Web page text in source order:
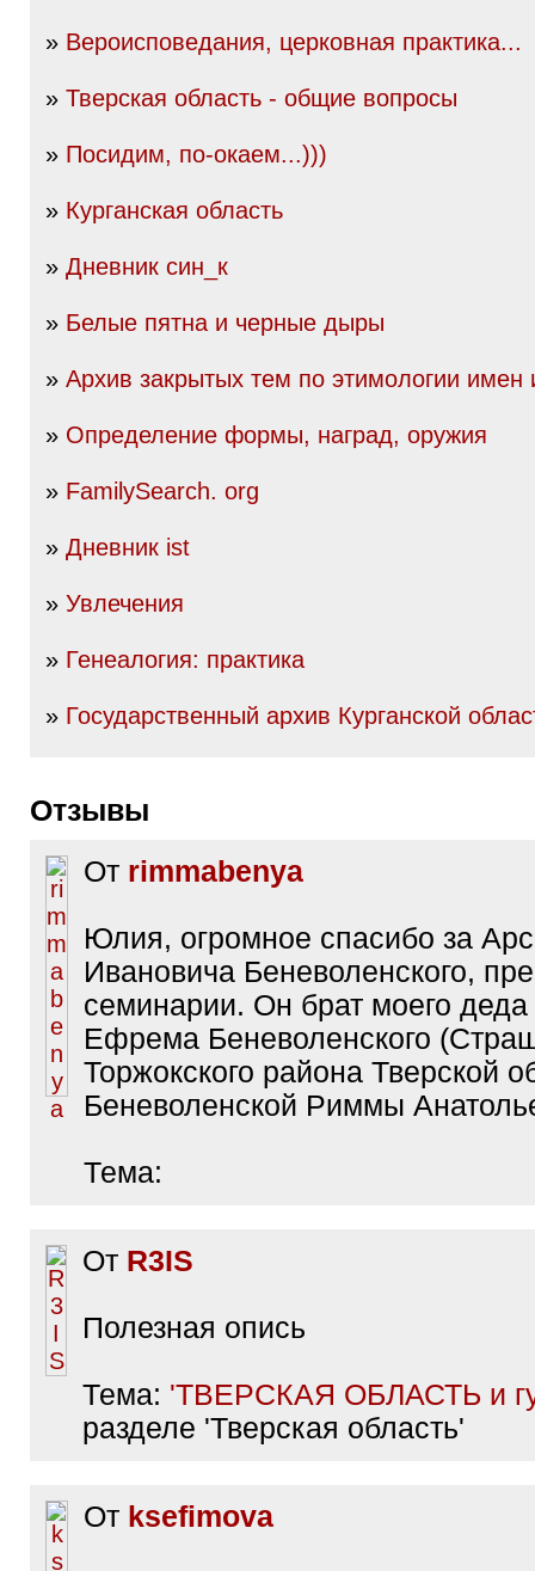
» Вероисповедания, церковная практика...
» Тверская область - общие вопросы
» Посидим, по-окаем...)))
» Курганская область
» Дневник син_к
» Белые пятна и черные дыры
» Архив закрытых тем по этимологии
» Определение формы, наград, оружия
» FamilySearch. org
» Дневник ist
» Увлечения
» Генеалогия: практика
» Государственный архив Курганской
Отзывы
От rimmabenya
Юлия, огромное спасибо за
Ивановича Беневоленского,
семинарии. Он брат моего
Ефрема Беневоленского
Торжокского района Тверской
Беневоленской Риммы
Тема:
От R3IS
Полезная опись
Тема: 'ТВЕРСКАЯ ОБЛАСТЬ и
разделе 'Тверская область'
От ksefimova